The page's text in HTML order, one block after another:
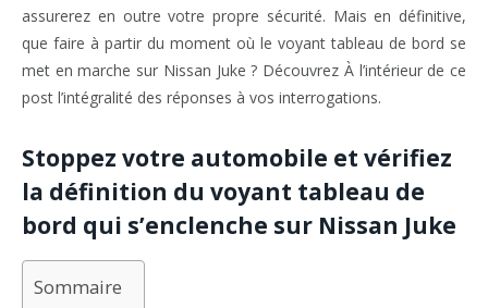
assurerez en outre votre propre sécurité. Mais en définitive,
que faire à partir du moment où le voyant tableau de bord se
met en marche sur Nissan Juke ? Découvrez À l’intérieur de ce
post l’intégralité des réponses à vos interrogations.
Stoppez votre automobile et vérifiez
la définition du voyant tableau de
bord qui s’enclenche sur Nissan Juke
Sommaire